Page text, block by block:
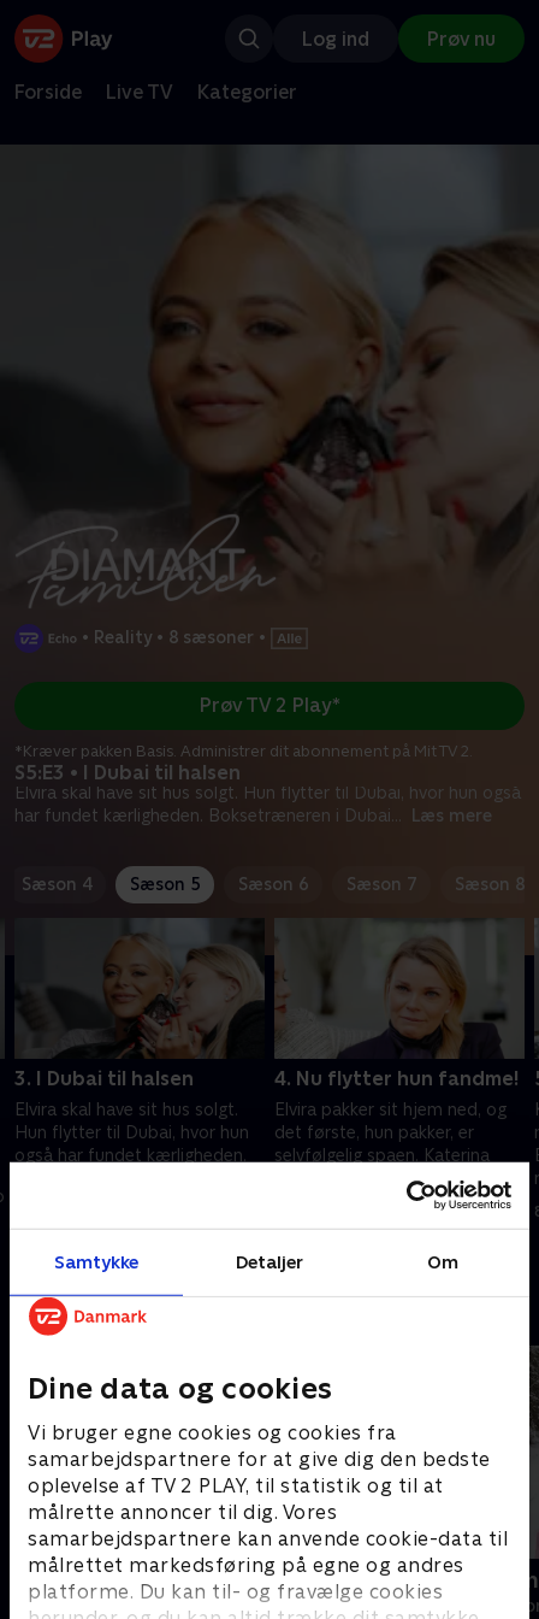
Samtykke Detaljer Om
Dine data og cookies
Vi bruger egne cookies og cookies fra
samarbejdspartnere for at give dig den bedste
oplevelse af TV 2 PLAY, til statistik og til at
målrette annoncer til dig. Vores
samarbejdspartnere kan anvende cookie-data til
målrettet markedsføring på egne og andres
platforme. Du kan til- og fravælge cookies
Log ind Prøv nu
Forside Live TV Kategorier
• Reality • 8 sæsoner •
S5:E3 • I Dubai til halsen
Elvira skal have sit hus solgt. Hun flytter til Dubai, hvor hun også
har fundet kærligheden. Boksetræneren i Dubai... Læs mere
Prøv TV 2 Play*
*Kræver pakken Basis. Administrer dit abonnement på Mit TV 2.
Sæson 4 Sæson 5 Sæson 6 Sæson 7 Sæson 8
3. I Dubai til halsen
Elvira skal have sit hus solgt.
Hun flytter til Dubai, hvor hun
også har fundet kærligheden.
4. Nu flytter hun fandme!
Elvira pakker sit hjem ned, og
det første, hun pakker, er
selvfølgelig spaen. Katerina
dukker op for at give gode
moderlige råd. Imens er Thalia
1. november 2021 • 28 min
Andre så også
Diamantfamilien - fanget i Dubai
Reality • 1 sæsoner Reality • 1